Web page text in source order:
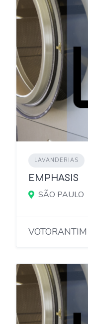
LAVANDERIAS
EMPHASIS
SÃO PAULO
VOTORANTIM